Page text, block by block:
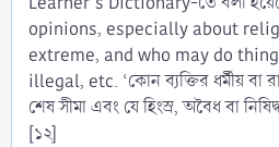
opinions, especially about
extreme, and who may do
illegal, etc. ‘কোন ব্যক্তির ধর্মীয় বা
শেষ সীমা এবং যে হিংস্র, অবৈধ বা
[১২]